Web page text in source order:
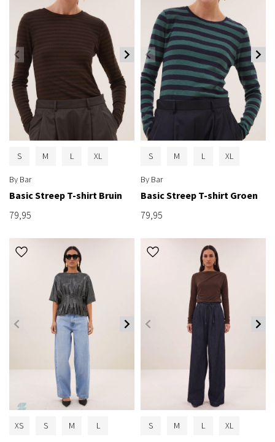
S M L XL
By Bar
Basic Streep T-shirt Bruin
79,95
S M L XL
By Bar
Basic Streep T-shirt Groen
79,95
XS S M L S M L XL